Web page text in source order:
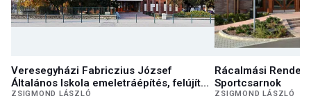
Veresegyházi Fabriczius József
Általános Iskola emeletráépítés, felújítás
I.
ZSIGMOND LÁSZLÓ
Rácalmási
Sportcsarnok
ZSIGMOND LÁSZLÓ